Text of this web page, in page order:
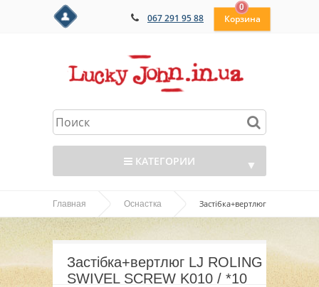
067 291 95 88
0
КАТЕГОРИИ ▼
▼
Главная Оснастка Застібка+вертлюг
LJ ROLING SWIVEL SCREW K010 / *10
Застібка+вертлюг LJ ROLING
SWIVEL SCREW K010 / *10